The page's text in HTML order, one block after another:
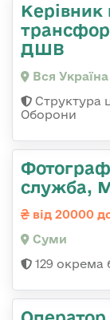
Керівник
ДШВ
Вся Україна
Структура
Оборони
служба,
від 20000
Суми
129 окрема